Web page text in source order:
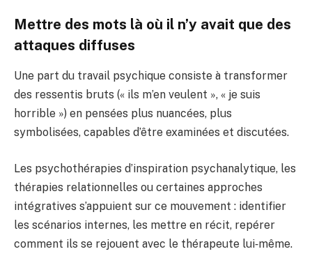
Mettre des mots là où il n’y avait que des
attaques diffuses
Une part du travail psychique consiste à transformer
des ressentis bruts (« ils m’en veulent », « je suis
horrible ») en pensées plus nuancées, plus
symbolisées, capables d’être examinées et discutées.
Les psychothérapies d’inspiration psychanalytique, les
thérapies relationnelles ou certaines approches
intégratives s’appuient sur ce mouvement : identifier
les scénarios internes, les mettre en récit, repérer
comment ils se rejouent avec le thérapeute lui‑même.